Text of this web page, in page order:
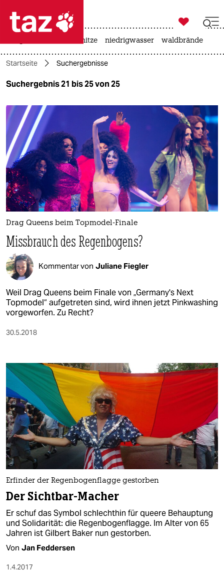
 taz zahl ich
taz zahl ich
themen
politik
öko
gesellschaft
kultur
sport
berlin
nord
wahrheit
verlag
verlag
veranstaltungen
fragen & hilfe
unterstützen
abo
genossenschaft
epaper login

taz zahl ich
hitze niedrigwasser waldbrände
Startseite Suchergebnisse
Suchergebnis 21 bis 25 von 25
Drag Queens beim Topmodel-Finale
Missbrauch des Regenbogens?
Kommentar von Juliane Fiegler
Weil Drag Queens beim Finale von „Germany's Next
Topmodel“ aufgetreten sind, wird ihnen jetzt Pinkwashing
vorgeworfen. Zu Recht?
30.5.2018
Erfinder der Regenbogenflagge gestorben
Der Sichtbar-Macher
Er schuf das Symbol schlechthin für queere Behauptung
und Solidarität: die Regenbogenflagge. Im Alter von 65
Jahren ist Gilbert Baker nun gestorben.
Von Jan Feddersen
1.4.2017